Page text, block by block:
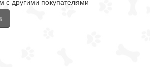
с другими покупателями